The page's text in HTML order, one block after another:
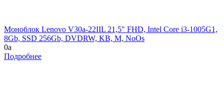
Моноблок Lenovo V30a-22IIL 21,5" FHD, Intel Core i3-1005G1,
8Gb, SSD 256Gb, DVDRW, KB, M, NoOs
0a
Подробнее